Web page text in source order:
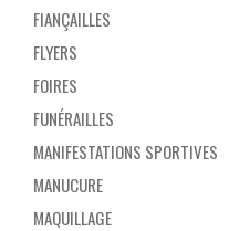
FIANÇAILLES
FLYERS
FOIRES
FUNÉRAILLES
MANIFESTATIONS SPORTIVES
MANUCURE
MAQUILLAGE